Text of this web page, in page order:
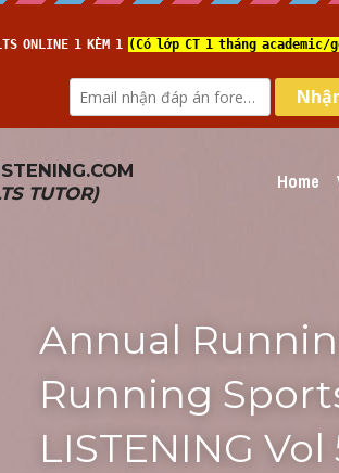
TUTOR) Home
Annual
Running
LISTENING